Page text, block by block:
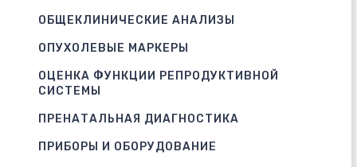
ОБЩЕКЛИНИЧЕСКИЕ АНАЛИЗЫ
ОПУХОЛЕВЫЕ МАРКЕРЫ
ОЦЕНКА ФУНКЦИИ РЕПРОДУКТИВНОЙ
СИСТЕМЫ
ПРЕНАТАЛЬНАЯ ДИАГНОСТИКА
ПРИБОРЫ И ОБОРУДОВАНИЕ